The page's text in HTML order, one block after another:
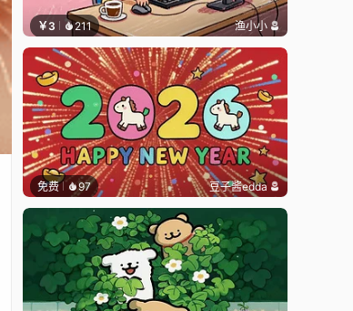
￥3 211 渔小小
免费 97 豆子酱edda